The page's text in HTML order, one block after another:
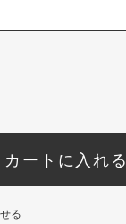
カートに入れる
る